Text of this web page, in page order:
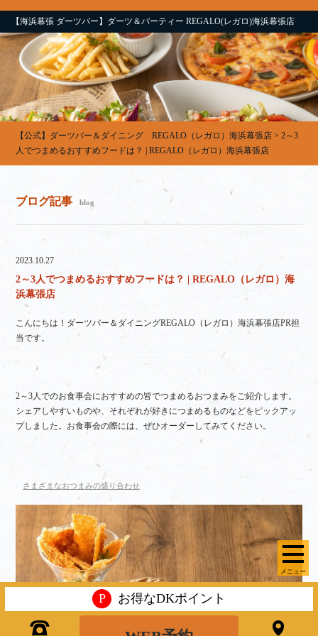
【海浜幕張 ダーツバー】ダーツ＆パーティー REGALO(レガロ)海浜幕張店
メニュー
【公式】ダーツバー＆ダイニング REGALO（レガロ）海浜幕張店 >2～3
人でつまめるおすすめフードは？ | REGALO（レガロ）海浜幕張店
ブログ記事 blog
2023.10.27
2～3人でつまめるおすすめフードは？ | REGALO（レガロ）海
浜幕張店
こんにちは！ダーツバー＆ダイニングREGALO（レガロ）海浜幕張店PR担
当です。
2～3人でのお食事会におすすめの皆でつまめるおつまみをご紹介します。
シェアしやすいものや、それぞれが好きにつまめるものなどをピックアッ
プしました。お食事会の際には、ぜひオーダーしてみてください。
さまざまなおつまみの盛り合わせ
P お得なDKポイント